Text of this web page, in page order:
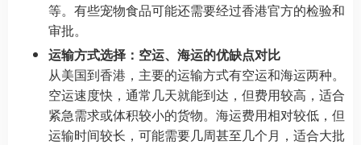
等。有些宠物食品可能还需要经过香港官方的检验和
审批。
运输方式选择：空运、海运的优缺点对比
从美国到香港，主要的运输方式有空运和海运两种。
空运速度快，通常几天就能到达，但费用较高，适合
紧急需求或体积较小的货物。海运费用相对较低，但
运输时间较长，可能需要几周甚至几个月，适合大批